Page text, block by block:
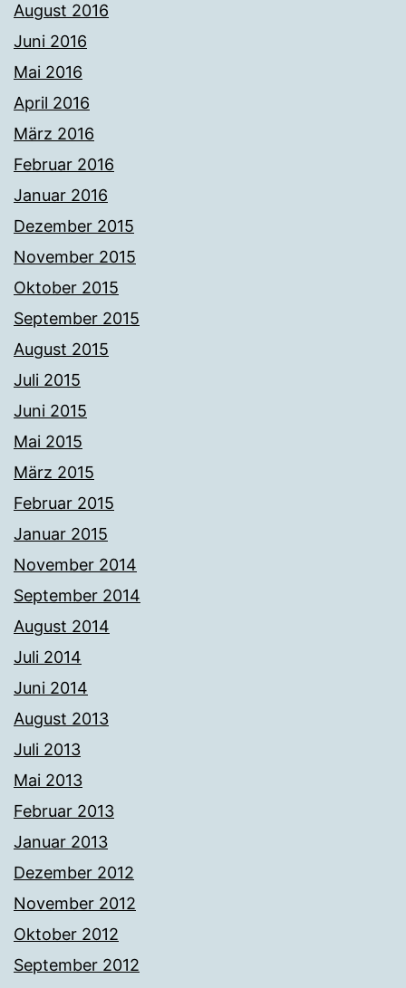
August 2016
Juni 2016
Mai 2016
April 2016
März 2016
Februar 2016
Januar 2016
Dezember 2015
November 2015
Oktober 2015
September 2015
August 2015
Juli 2015
Juni 2015
Mai 2015
März 2015
Februar 2015
Januar 2015
November 2014
September 2014
August 2014
Juli 2014
Juni 2014
August 2013
Juli 2013
Mai 2013
Februar 2013
Januar 2013
Dezember 2012
November 2012
Oktober 2012
September 2012